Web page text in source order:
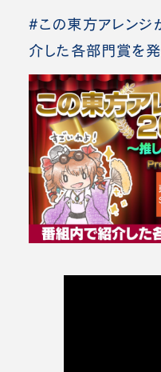
#この東方アレン
介した各部門賞を発